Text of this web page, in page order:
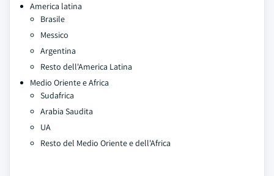
America latina
Brasile
Messico
Argentina
Resto dell'America Latina
Medio Oriente e Africa
Sudafrica
Arabia Saudita
UA
Resto del Medio Oriente e dell'Africa